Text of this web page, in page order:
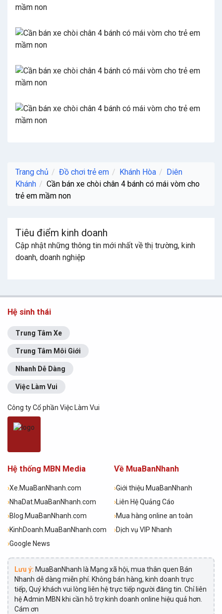
Trang chủ Đồ chơi trẻ em Khánh Hòa
Diên
Khánh
Cần bán xe chòi chân 4 bánh có mái vòm cho
trẻ em mầm non
Tiêu điểm kinh doanh
Cập nhật những thông tin mới nhất về thị trường, kinh
doanh, doanh nghiệp
Hệ sinh thái
Trung Tâm Xe
Trung Tâm Môi Giới
Nhanh Dễ Dàng
Việc Làm Vui
Công ty Cổ phần Việc Làm Vui
Hệ thống MBN Media
›Xe.MuaBanNhanh.com
›NhaDat.MuaBanNhanh.com
›Blog.MuaBanNhanh.com
›KinhDoanh.MuaBanNhanh.com
›Google News
Về MuaBanNhanh
›Giới thiệu MuaBanNhanh
›Liên Hệ Quảng Cáo
›Mua hàng online an toàn
›Dịch vụ VIP Nhanh
Lưu ý: MuaBanNhanh là Mạng xã hội, mua thân quen Bán
Nhanh dễ dàng miễn phí. Không bán hàng, kinh doanh trực
tiếp, Quý khách vui lòng liên hệ trực tiếp người đăng tin. Chỉ liên
hệ Admin MBN khi cần hỗ trợ kinh doanh online hiệu quả hơn.
Cám ơn